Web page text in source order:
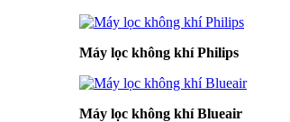
Máy lọc không khí Philips
Máy lọc không khí Blueair